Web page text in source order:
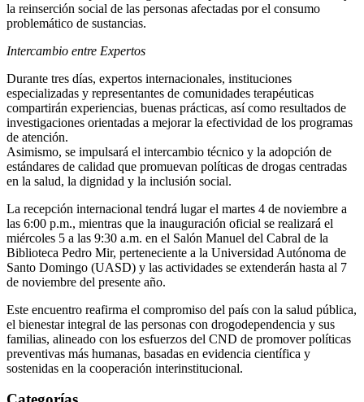
la reinserción social de las personas afectadas por el consumo
problemático de sustancias.
Intercambio entre Expertos
Durante tres días, expertos internacionales, instituciones
especializadas y representantes de comunidades terapéuticas
compartirán experiencias, buenas prácticas, así como resultados de
investigaciones orientadas a mejorar la efectividad de los programas
de atención.
Asimismo, se impulsará el intercambio técnico y la adopción de
estándares de calidad que promuevan políticas de drogas centradas
en la salud, la dignidad y la inclusión social.
La recepción internacional tendrá lugar el martes 4 de noviembre a
las 6:00 p.m., mientras que la inauguración oficial se realizará el
miércoles 5 a las 9:30 a.m. en el Salón Manuel del Cabral de la
Biblioteca Pedro Mir, perteneciente a la Universidad Autónoma de
Santo Domingo (UASD) y las actividades se extenderán hasta al 7
de noviembre del presente año.
Este encuentro reafirma el compromiso del país con la salud pública,
el bienestar integral de las personas con drogodependencia y sus
familias, alineado con los esfuerzos del CND de promover políticas
preventivas más humanas, basadas en evidencia científica y
sostenidas en la cooperación interinstitucional.